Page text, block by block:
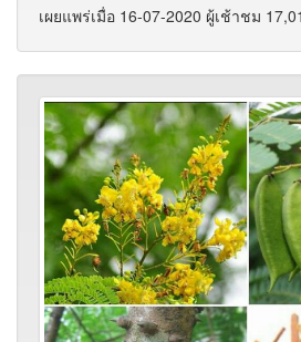
เผยแพร่เมื่อ 16-07-2020 ผู้เช้าชม